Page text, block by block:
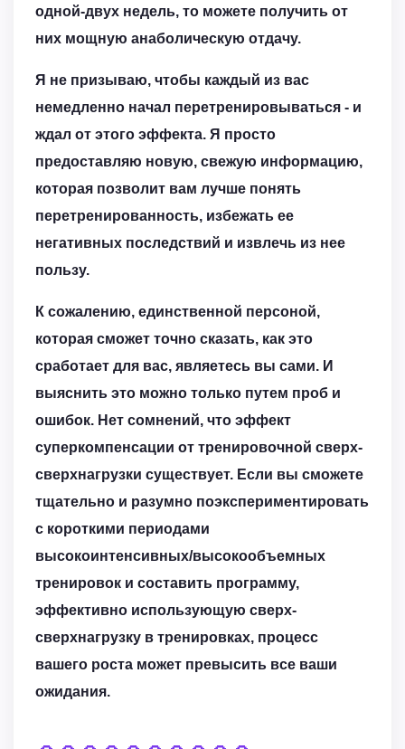
одной-двух недель, то можете получить от
них мощную анаболическую отдачу.
Я не призываю, чтобы каждый из вас
немедленно начал перетренировываться - и
ждал от этого эффекта. Я просто
предоставляю новую, свежую информацию,
которая позволит вам лучше понять
перетренированность, избежать ее
негативных последствий и извлечь из нее
пользу.
К сожалению, единственной персоной,
которая сможет точно сказать, как это
сработает для вас, являетесь вы сами. И
выяснить это можно только путем проб и
ошибок. Нет сомнений, что эффект
суперкомпенсации от тренировочной сверх-
сверхнагрузки существует. Если вы сможете
тщательно и разумно поэкспериментировать
с короткими периодами
высокоинтенсивных/высокообъемных
тренировок и составить программу,
эффективно использующую сверх-
сверхнагрузку в тренировках, процесс
вашего роста может превысить все ваши
ожидания.